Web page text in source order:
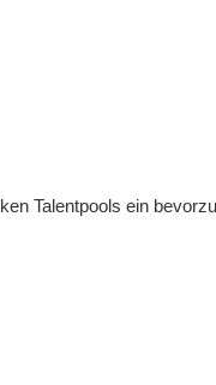
Talentpools ein